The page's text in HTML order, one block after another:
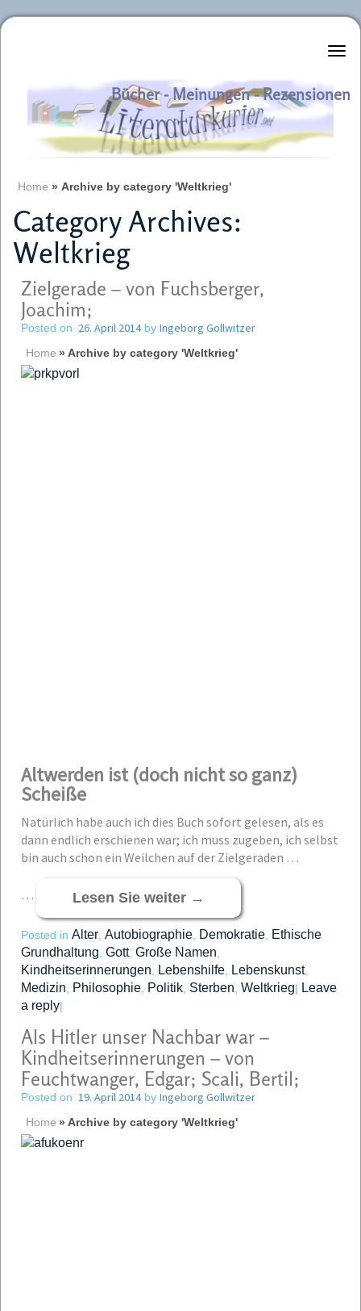
Literaturkurier.net
Bücher - Meinungen - Rezensionen
Home » Archive by category 'Weltkrieg'
Category Archives:
Weltkrieg
Zielgerade – von Fuchsberger,
Joachim;
Posted on 26. April 2014by Ingeborg Gollwitzer
Home » Archive by category 'Weltkrieg'
Altwerden ist (doch nicht so ganz)
Scheiße
Natürlich habe auch ich dies Buch sofort gelesen, als es
dann endlich erschienen war; ich muss zugeben, ich selbst
bin auch schon ein Weilchen auf der Zielgeraden …
… Lesen Sie weiter →
Posted in Alter Autobiographie Demokratie Ethische
Grundhaltung Gott, Große Namen
Kindheitserinnerungen Lebenshilfe Lebenskunst,
Medizin Philosophie Politik Sterben Weltkrieg| Leave
a reply|
Als Hitler unser Nachbar war –
Kindheitserinnerungen – von
Feuchtwanger, Edgar; Scali, Bertil;
Posted on 19. April 2014by Ingeborg Gollwitzer
Home » Archive by category 'Weltkrieg'